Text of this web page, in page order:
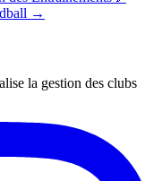
→
la gestion des clubs